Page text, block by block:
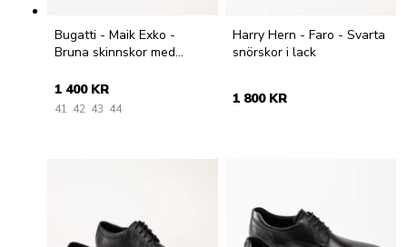
Bugatti - Maik Exko -
Bruna skinnskor med
1 400 KR
41 42 43 44
Harry Hern - Faro - Svarta
snörskor i lack
1 800 KR